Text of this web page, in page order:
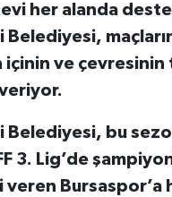
her alanda
Belediyesi,
içinin ve
Belediyesi, bu
3. Lig’de
veren Bursaspor’a